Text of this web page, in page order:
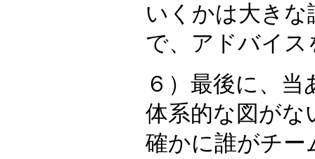
いくかは大き
で、アドバイ
６）最後に、
体系的な図がな
確かに誰がチー